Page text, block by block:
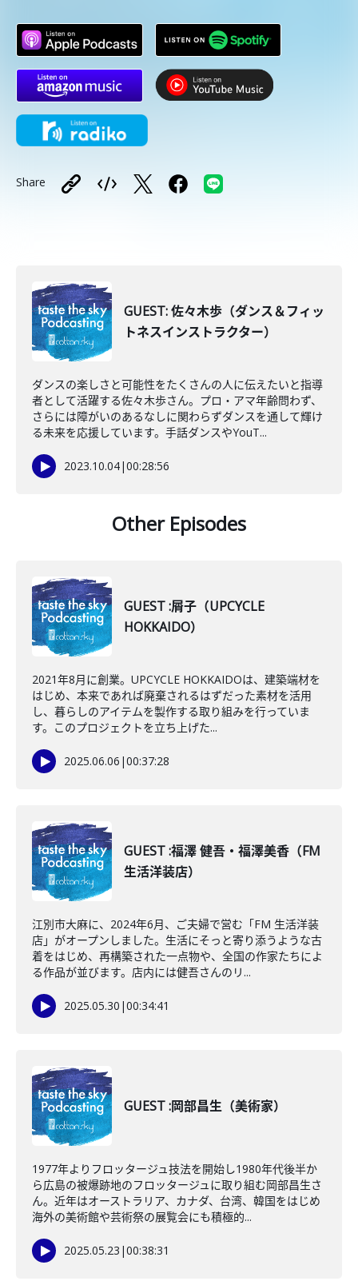
Share
GUEST: 佐々木歩（ダンス＆フィッ
トネスインストラクター）
ダンスの楽しさと可能性をたくさんの人に伝えたいと指導
者として活躍する佐々木歩さん。プロ・アマ年齢問わず、
さらには障がいのあるなしに関わらずダンスを通して輝け
る未来を応援しています。手話ダンスやYouT...
2023.10.04|00:28:56
Other Episodes
GUEST :屑子（UPCYCLE
HOKKAIDO）
2021年8月に創業。UPCYCLE HOKKAIDOは、建築端材を
はじめ、本来であれば廃棄されるはずだった素材を活用
し、暮らしのアイテムを製作する取り組みを行っていま
す。このプロジェクトを立ち上げた...
2025.06.06 |00:37:28
GUEST :福澤 健吾・福澤美香（FM
生活洋装店）
江別市大麻に、2024年6月、ご夫婦で営む「FM 生活洋装
店」がオープンしました。生活にそっと寄り添うような古
着をはじめ、再構築された一点物や、全国の作家たちによ
る作品が並びます。店内には健吾さんのリ...
2025.05.30 |00:34:41
GUEST :岡部昌生（美術家）
1977年よりフロッタージュ技法を開始し1980年代後半か
ら広島の被爆跡地のフロッタージュに取り組む岡部昌生さ
ん。近年はオーストラリア、カナダ、台湾、韓国をはじめ
海外の美術館や芸術祭の展覧会にも積極的...
2025.05.23 |00:38:31